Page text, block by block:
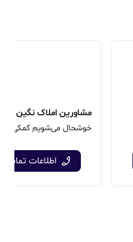
مشاورین املاک نگین
اطلاعات تماس